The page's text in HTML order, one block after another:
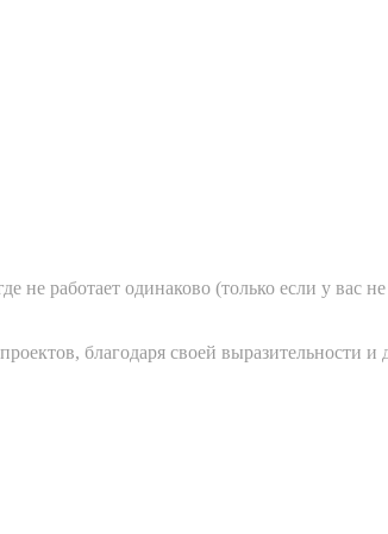
работает одинаково (только если у вас
благодаря своей выразительности и